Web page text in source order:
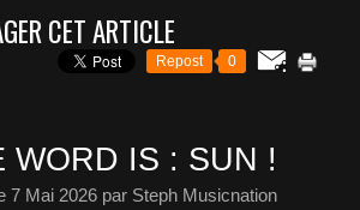
CET ARTICLE
Repost 0
WORD IS : SUN !
7 Mai 2026 par Steph Musicnation